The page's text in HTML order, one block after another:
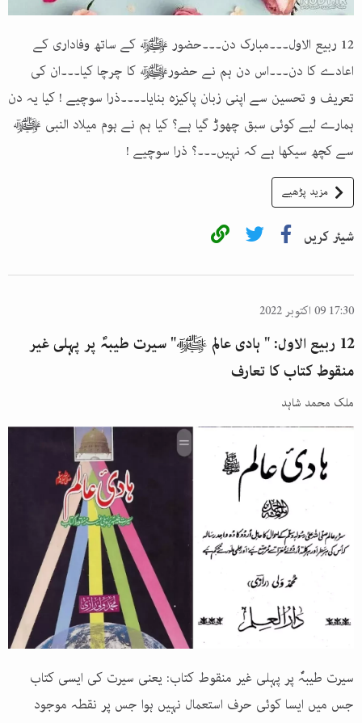
12 ربیع الاول۔۔۔مبارک دن۔۔۔حضور ﷺ کے ساتھ وفاداری کے
اعادے کا دن۔۔۔اس دن ہم نے حضورﷺ کا چرچا کیا۔۔۔ان کی
تعریف و تحسین سے اپنی زبان پاکیزہ بنایا۔۔۔۔ذرا سوچیے ! کیا یہ دن
ہمارے لیے کوئی سبق چھوڑ گیا ہے؟ کیا ہم نے ہوم میلاد النبی ﷺ
سے کچھ سیکھا ہے کہ نہیں۔۔۔؟ ذرا سوچیے !
مزید پڑھیے
شیئر کریں
17:30 09 اکتوبر 2022
12 ربیع الاول: " ہادی عالم ﷺ" سیرت طیبہؐ پر پہلی غیر
منقوط کتاب کا تعارف
ملک محمد شاہد
سیرت طیبہؐ پر پہلی غیر منقوط کتاب: یعنی سیرت کی ایسی کتاب
جس میں ایسا کوئی حرف استعمال نہیں ہوا جس پر نقطہ موجود